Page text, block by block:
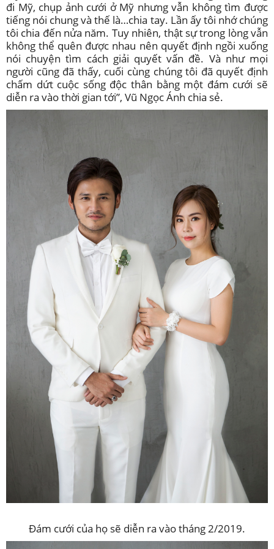
đi Mỹ, chụp ảnh cưới ở Mỹ nhưng vẫn không tìm được
tiếng nói chung và thế là…chia tay. Lần ấy tôi nhớ chúng
tôi chia đến nửa năm. Tuy nhiên, thật sự trong lòng vẫn
không thể quên được nhau nên quyết định ngồi xuống
nói chuyện tìm cách giải quyết vấn đề. Và như mọi
người cũng đã thấy, cuối cùng chúng tôi đã quyết định
chấm dứt cuộc sống độc thân bằng một đám cưới sẽ
diễn ra vào thời gian tới”, Vũ Ngọc Ánh chia sẻ.
Đám cưới của họ sẽ diễn ra vào tháng 2/2019.